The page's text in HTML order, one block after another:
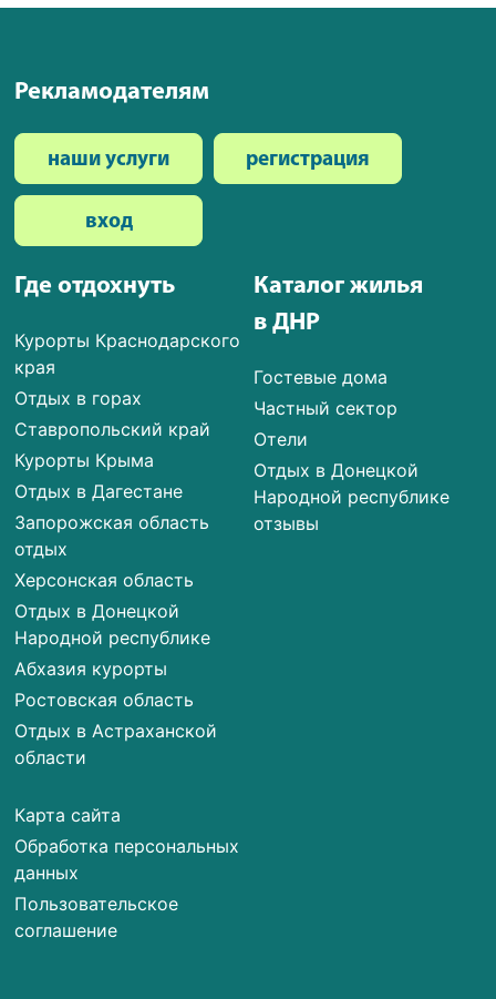
Где отдохнуть
Курорты Краснодарского
края
Отдых в горах
Ставропольский край
Курорты Крыма
Отдых в Дагестане
Запорожская область
отдых
Херсонская область
Отдых в Донецкой
Народной республике
Абхазия курорты
Ростовская область
Отдых в Астраханской
области
Карта сайта
Обработка персональных
данных
Пользовательское
соглашение
Каталог жилья
в ДНР
Гостевые дома
Частный сектор
Отели
Отдых в Донецкой
Народной республике
отзывы
Рекламодателям
наши услуги регистрация
вход